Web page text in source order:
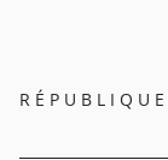
R É P U B L I Q U